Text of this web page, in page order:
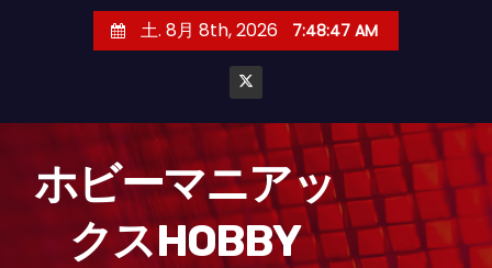
土. 8月 8th, 2026 7:48:47 AM
ホビーマニアッ
クスHOBBY